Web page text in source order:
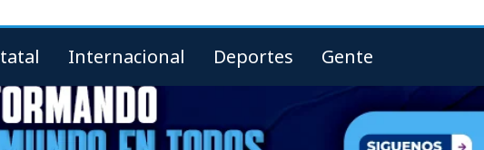
Internacional Deportes Gente